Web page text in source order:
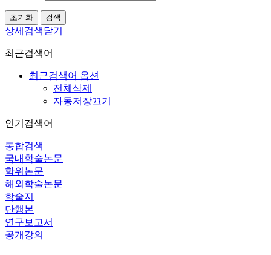
상세검색닫기
최근검색어
최근검색어 옵션
전체삭제
자동저장끄기
인기검색어
통합검색
국내학술논문
학위논문
해외학술논문
학술지
단행본
연구보고서
공개강의